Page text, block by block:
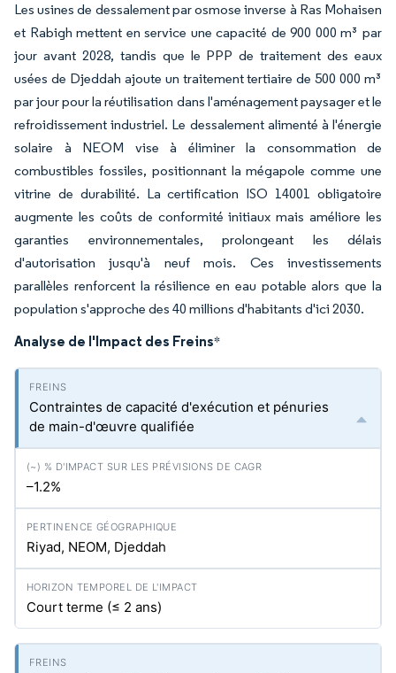
Les usines de dessalement par osmose inverse à Ras Mohaisen
et Rabigh mettent en service une capacité de 900 000 m³ par
jour avant 2028, tandis que le PPP de traitement des eaux
usées de Djeddah ajoute un traitement tertiaire de 500 000 m³
par jour pour la réutilisation dans l'aménagement paysager et le
refroidissement industriel. Le dessalement alimenté à l'énergie
solaire à NEOM vise à éliminer la consommation de
combustibles fossiles, positionnant la mégapole comme une
vitrine de durabilité. La certification ISO 14001 obligatoire
augmente les coûts de conformité initiaux mais améliore les
garanties environnementales, prolongeant les délais
d'autorisation jusqu'à neuf mois. Ces investissements
parallèles renforcent la résilience en eau potable alors que la
population s'approche des 40 millions d'habitants d'ici 2030.
Analyse de l'Impact des Freins*
Contraintes de capacité d'exécution et pénuries
de main-d'œuvre qualifiée
–1.2%
Riyad, NEOM, Djeddah
Court terme (≤ 2 ans)